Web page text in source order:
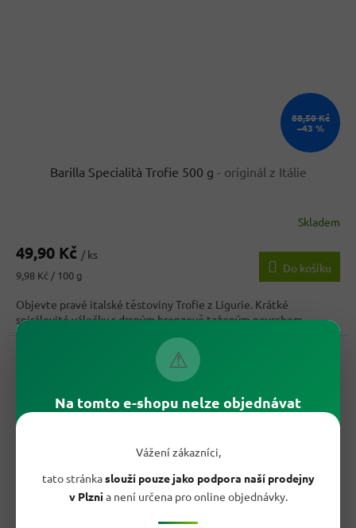
⚠
Na tomto e-shopu nelze objednávat
Vážení zákazníci,
tato stránkaslouží pouze jako podpora naší prodejny
v Plznia není určena pro online objednávky.
88,50 Kč
–43 %
Barilla Specialità Trofie 500 g - originál z Itálie
Skladem
49,90 Kč / ks
Měrná
9,98 Kč / 100 g
Do košíku
Objevte pravé italské těstoviny Trofie z Ligurie. Krátké
spirálovité válečky s drsným bronzově taženým povrchem,...